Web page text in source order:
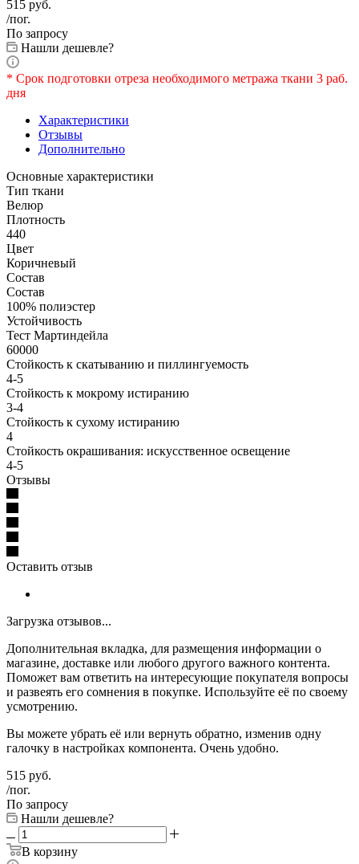
515 руб.
/пог.
По запросу
Нашли дешевле?
* Срок подготовки отреза необходимого метража ткани 3 раб.
дня
Характеристики
Отзывы
Дополнительно
Основные характеристики
Тип ткани
Велюр
Плотность
440
Цвет
Коричневый
Состав
Состав
100% полиэстер
Устойчивость
Тест Мартиндейла
60000
Стойкость к скатыванию и пиллингуемость
4-5
Стойкость к мокрому истиранию
3-4
Стойкость к сухому истиранию
4
Стойкость окрашивания: искусственное освещение
4-5
Отзывы
Оставить отзыв
Загрузка отзывов...
Дополнительная вкладка, для размещения информации о
магазине, доставке или любого другого важного контента.
Поможет вам ответить на интересующие покупателя вопросы
и развеять его сомнения в покупке. Используйте её по своему
усмотрению.
Вы можете убрать её или вернуть обратно, изменив одну
галочку в настройках компонента. Очень удобно.
515 руб.
/пог.
По запросу
Нашли дешевле?
В корзину